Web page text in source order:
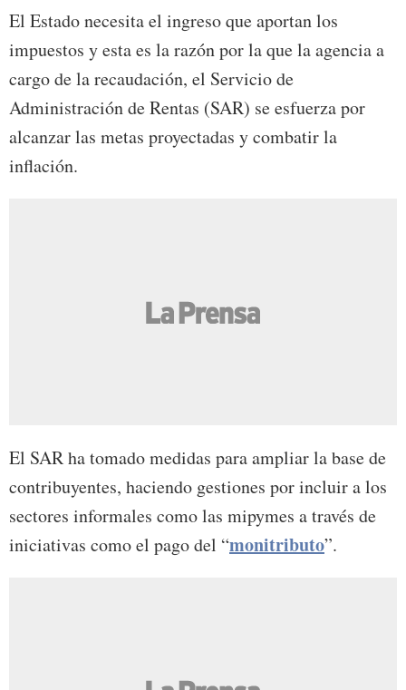
El Estado necesita el ingreso que aportan los
impuestos y esta es la razón por la que la agencia a
cargo de la recaudación, el Servicio de
Administración de Rentas (SAR) se esfuerza por
alcanzar las metas proyectadas y combatir la
inflación.
El SAR ha tomado medidas para ampliar la base de
contribuyentes, haciendo gestiones por incluir a los
sectores informales como las mipymes a través de
iniciativas como el pago del “monitributo”.